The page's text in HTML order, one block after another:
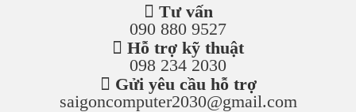
Tư vấn
090 880 9527
Hỗ trợ kỹ thuật
098 234 2030
Gửi yêu cầu hỗ trợ
saigoncomputer2030@gmail.com